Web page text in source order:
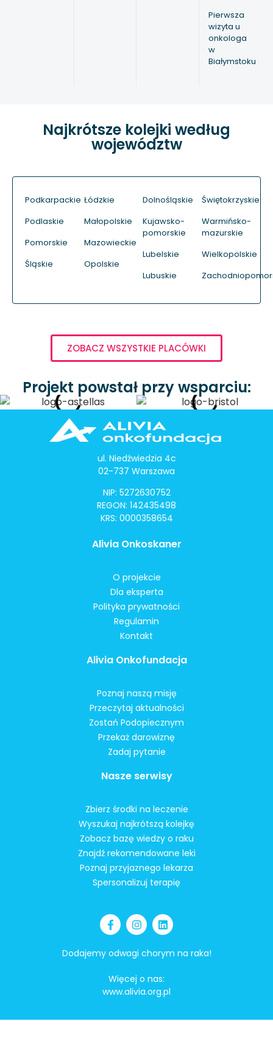
Pierwsza
wizyta u
onkologa
w
Białymstoku
Najkrótsze kolejki według
województw
Podkarpackie
Podlaskie
Pomorskie
Śląskie
Łódzkie
Małopolskie
Mazowieckie
Opolskie
Dolnośląskie
Kujawsko-
pomorskie
Lubelskie
Lubuskie
Świętokrzyskie
Warmińsko-
mazurskie
Wielkopolskie
ZOBACZ WSZYSTKIE PLACÓWKI
Projekt powstał przy wsparciu:
ul. Niedźwiedzia 4c
02-737 Warszawa
NIP: 5272630752
REGON: 142435498
KRS: 0000358654
Alivia Onkoskaner
O projekcie
Dla eksperta
Polityka prywatności
Regulamin
Kontakt
Alivia Onkofundacja
Poznaj naszą misję
Przeczytaj aktualności
Zostań Podopiecznym
Przekaż darowiznę
Zadaj pytanie
Nasze serwisy
Zbierz środki na leczenie
Wyszukaj najkrótszą kolejkę
Zobacz bazę wiedzy o raku
Znajdź rekomendowane leki
Poznaj przyjaznego lekarza
Spersonalizuj terapię
Dodajemy odwagi chorym na raka!
Więcej o nas:
www.alivia.org.pl